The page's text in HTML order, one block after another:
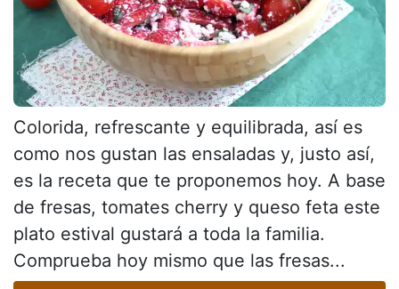
Colorida, refrescante y equilibrada, así es
como nos gustan las ensaladas y, justo así,
es la receta que te proponemos hoy. A base
de fresas, tomates cherry y queso feta este
plato estival gustará a toda la familia.
Comprueba hoy mismo que las fresas...